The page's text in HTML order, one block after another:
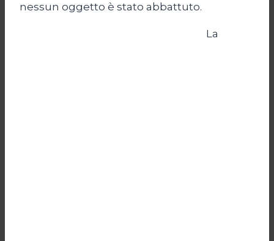
nessun oggetto è stato abbattuto.
La